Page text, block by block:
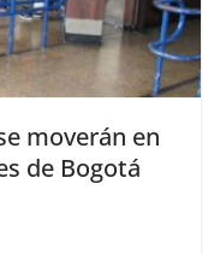
moverán en
de Bogotá